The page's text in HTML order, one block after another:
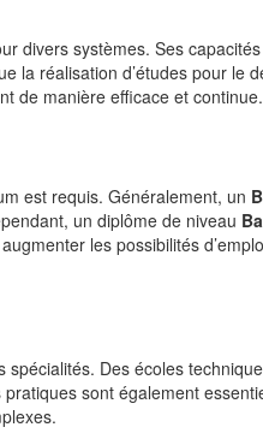
divers systèmes. Ses
la réalisation d’études pour le
de manière efficace et continue.
est requis. Généralement, un
un diplôme de niveau
les possibilités
Des écoles
sont également